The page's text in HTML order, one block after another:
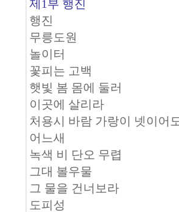
제1부 행진
행진
무릉도원
놀이터
꽃피는 고백
햇빛 봄 몸에 둘러
이곳에 살리라
처용시 바람 가랑이 넷이어
어느새
녹색 비 단오 무렵
그대 볼우물
그 물을 건너보라
도피성